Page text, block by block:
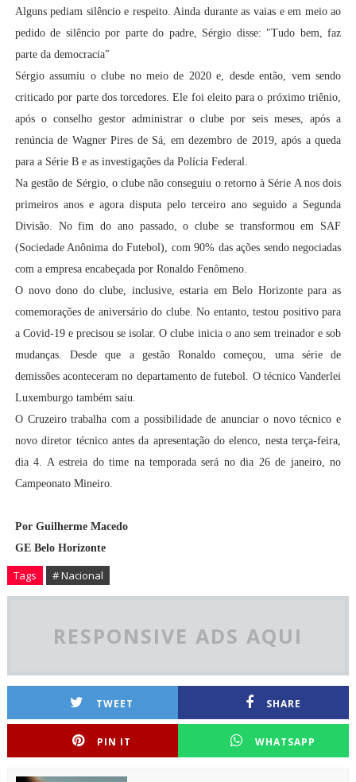
Alguns pediam silêncio e respeito. Ainda durante as vaias e em meio ao
pedido de silêncio por parte do padre, Sérgio disse: "Tudo bem, faz
parte da democracia"
Sérgio assumiu o clube no meio de 2020 e, desde então, vem sendo
criticado por parte dos torcedores. Ele foi eleito para o próximo triênio,
após o conselho gestor administrar o clube por seis meses, após a
renúncia de Wagner Pires de Sá, em dezembro de 2019, após a queda
para a Série B e as investigações da Polícia Federal.
Na gestão de Sérgio, o clube não conseguiu o retorno à Série A nos dois
primeiros anos e agora disputa pelo terceiro ano seguido a Segunda
Divisão. No fim do ano passado, o clube se transformou em SAF
(Sociedade Anônima do Futebol), com 90% das ações sendo negociadas
com a empresa encabeçada por Ronaldo Fenômeno.
O novo dono do clube, inclusive, estaria em Belo Horizonte para as
comemorações de aniversário do clube. No entanto, testou positivo para
a Covid-19 e precisou se isolar. O clube inicia o ano sem treinador e sob
mudanças. Desde que a gestão Ronaldo começou, uma série de
demissões aconteceram no departamento de futebol. O técnico Vanderlei
Luxemburgo também saiu.
O Cruzeiro trabalha com a possibilidade de anunciar o novo técnico e
novo diretor técnico antes da apresentação do elenco, nesta terça-feira,
dia 4. A estreia do time na temporada será no dia 26 de janeiro, no
Campeonato Mineiro.
Por Guilherme Macedo
GE Belo Horizonte
Tags # Nacional
RESPONSIVE ADS AQUI
TWEET SHARE
PIN IT WHATSAPP